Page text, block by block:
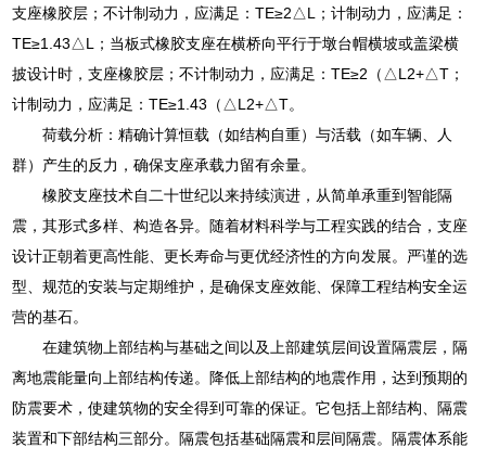
支座橡胶层；不计制动力，应满足：TE≥2△L；计制动力，应满足：
TE≥1.43△L；当板式橡胶支座在横桥向平行于墩台帽横坡或盖梁横
披设计时，支座橡胶层；不计制动力，应满足：TE≥2（△L2+△T；
计制动力，应满足：TE≥1.43（△L2+△T。
荷载分析：精确计算恒载（如结构自重）与活载（如车辆、人
群）产生的反力，确保支座承载力留有余量。
橡胶支座技术自二十世纪以来持续演进，从简单承重到智能隔
震，其形式多样、构造各异。随着材料科学与工程实践的结合，支座
设计正朝着更高性能、更长寿命与更优经济性的方向发展。严谨的选
型、规范的安装与定期维护，是确保支座效能、保障工程结构安全运
营的基石。
在建筑物上部结构与基础之间以及上部建筑层间设置隔震层，隔
离地震能量向上部结构传递。降低上部结构的地震作用，达到预期的
防震要术，使建筑物的安全得到可靠的保证。它包括上部结构、隔震
装置和下部结构三部分。隔震包括基础隔震和层间隔震。隔震体系能